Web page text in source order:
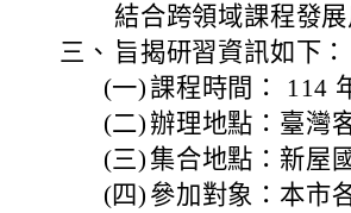
結合跨領域課程發展
三、 旨揭研習資訊如下：
(一)課程時間： 114
(二)辦理地點：臺灣
(三)集合地點：新屋
(四) 參加對象：本市